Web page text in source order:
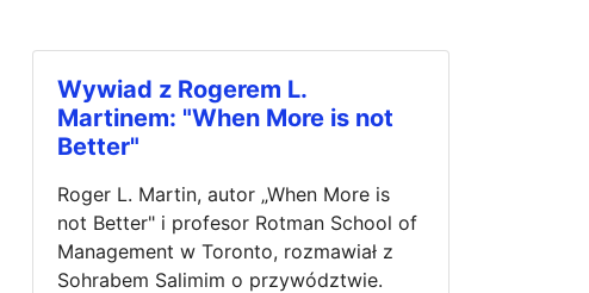
Wywiad z Rogerem L.
Martinem: "When More is not
Better"
Roger L. Martin, autor „When More is
not Better" i profesor Rotman School of
Management w Toronto, rozmawiał z
Sohrabem Salimim o przywództwie.